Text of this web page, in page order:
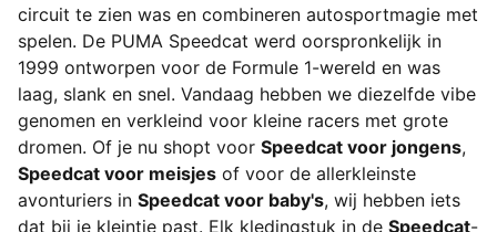
circuit te zien was en combineren autosportmagie met
spelen. De PUMA Speedcat werd oorspronkelijk in
1999 ontworpen voor de Formule 1-wereld en was
laag, slank en snel. Vandaag hebben we diezelfde vibe
genomen en verkleind voor kleine racers met grote
dromen. Of je nu shopt voor Speedcat voor jongens,
Speedcat voor meisjes of voor de allerkleinste
avonturiers in Speedcat voor baby's, wij hebben iets
dat bij je kleintje past. Elk kledingstuk in de Speedcat-